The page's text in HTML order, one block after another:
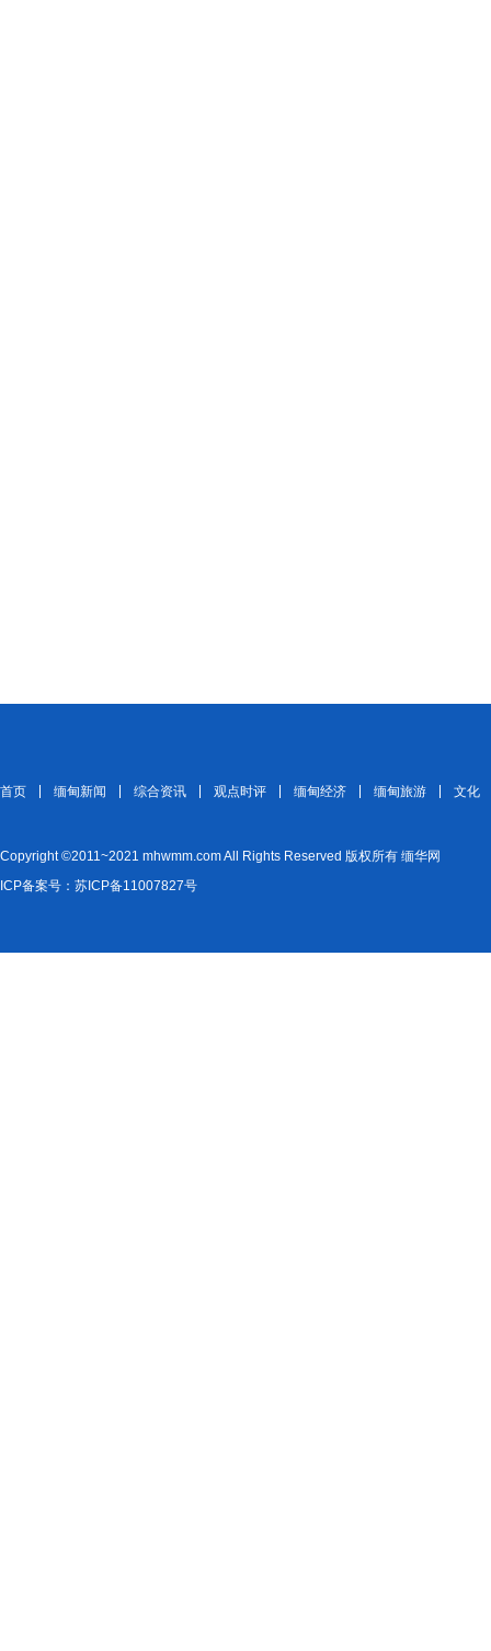
首页 缅甸新闻 综合资讯 观点时评 缅甸经济 缅甸旅游 文化
Copyright ©2011~2021 mhwmm.com All Rights Reserved 版权所有 缅华网
ICP备案号：苏ICP备11007827号